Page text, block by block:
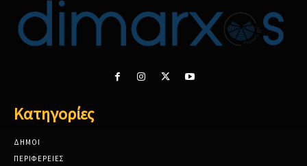
Κατηγορίες
ΔΗΜΟΙ
ΠΕΡΙΦΕΡΕΙΕΣ